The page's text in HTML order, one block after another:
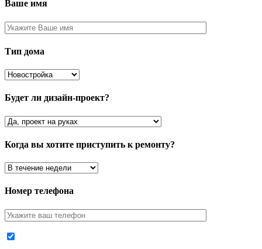
Ваше имя
Тип дома
Будет ли дизайн-проект?
Когда вы хотите приступить к ремонту?
Номер телефона